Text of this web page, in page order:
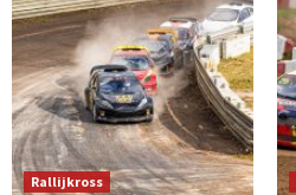
Rallijkross